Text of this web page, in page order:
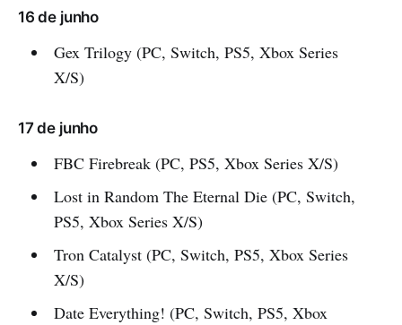
16 de junho
Gex Trilogy (PC, Switch, PS5, Xbox Series
X/S)
17 de junho
FBC Firebreak (PC, PS5, Xbox Series X/S)
Lost in Random The Eternal Die (PC, Switch,
PS5, Xbox Series X/S)
Tron Catalyst (PC, Switch, PS5, Xbox Series
X/S)
Date Everything! (PC, Switch, PS5, Xbox